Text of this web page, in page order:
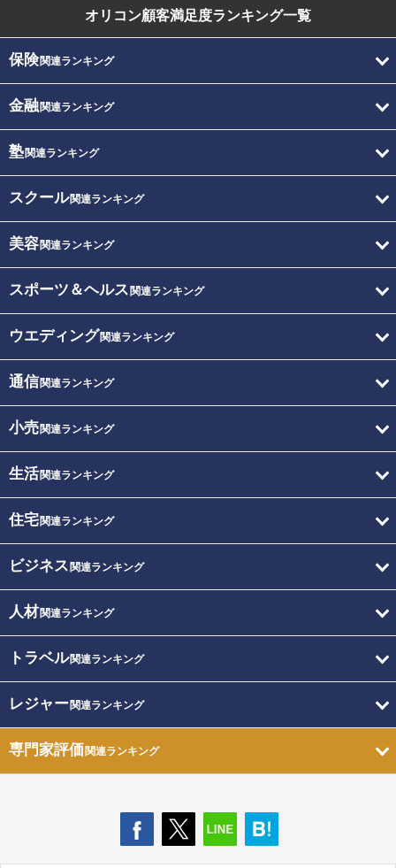
オリコン顧客満足度ランキング一覧
保険関連ランキング
金融関連ランキング
塾関連ランキング
スクール関連ランキング
美容関連ランキング
スポーツ＆ヘルス 関連ランキング
ウエディング関連ランキング
通信関連ランキング
小売関連ランキング
生活関連ランキング
住宅関連ランキング
ビジネス 関連ランキング
人材関連ランキング
トラベル関連ランキング
レジャー関連ランキング
専門家評価関連ランキング